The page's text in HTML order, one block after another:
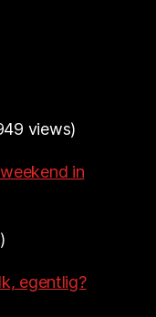
views)
in
egentlig?